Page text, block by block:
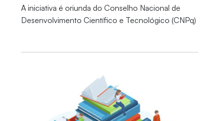
A iniciativa é oriunda do Conselho Nacional de
Desenvolvimento Científico e Tecnológico (CNPq)